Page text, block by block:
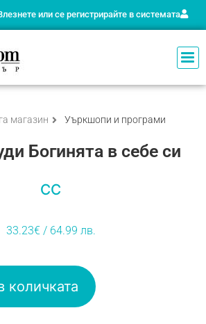
или се регистрирайте в системата
магазин Уъркшопи и програми
Богинята в себе си
СС
33.23€ / 64.99 лв.
количката